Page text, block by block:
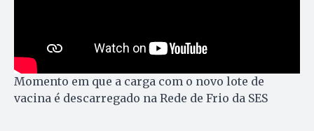
Momento em que a carga com o novo lote de
vacina é descarregado na Rede de Frio da SES